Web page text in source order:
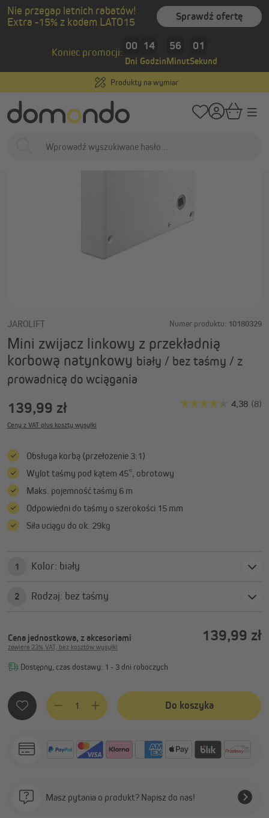
zawartości
Nie przegap letnich rabatów!
Extra -15% z kodem LATO15
Sprawdź ofertę
Koniec promocji: 00
Dni
14
Godzin
56
Minut
00
Sekund
Produkty na wymiar
Strona główna Inteligentny dom i napędy / Nawijarki taśmy / Nawijarki
JAROLIFT Numer produktu: 10180329
Mini zwijacz linkowy z przekładnią
korbową natynkowy biały / bez taśmy / z
prowadnicą do wciągania
139,99 zł
Ceny z VAT plus koszty wysyłki
Obsługa korbą (przełożenie 3:1)
Wylot taśmy pod kątem 45°, obrotowy
Maks. pojemność taśmy 6 m
Odpowiedni do taśmy o szerokości 15 mm
Siła uciągu do ok. 29kg
1 Kolor: biały
2 Rodzaj: bez taśmy
Cena jednostkowa, z akcesoriami 139,99 zł
zawiera 23% VAT, bez kosztów wysyłki
Dostępny, czas dostawy: 1 - 3 dni roboczych
Ilość produktu: Wprowadź żądaną ilość lub użyj
Do koszyka
Masz pytania o produkt? Napisz do nas!